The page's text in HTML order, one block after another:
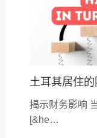
土耳其居住
揭示财务影响
[&he…